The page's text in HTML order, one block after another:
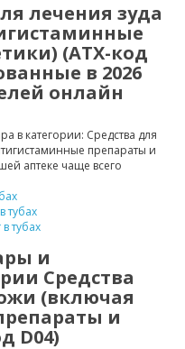
лечения зуда
(ATX-код
в 2026
онлайн
в категории: Средства для
препараты и
аптеке чаще всего
тубах
тубах
и
Средства
(включая
и
D04)